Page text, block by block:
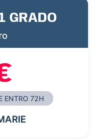
GRADO
ENTRO 72H